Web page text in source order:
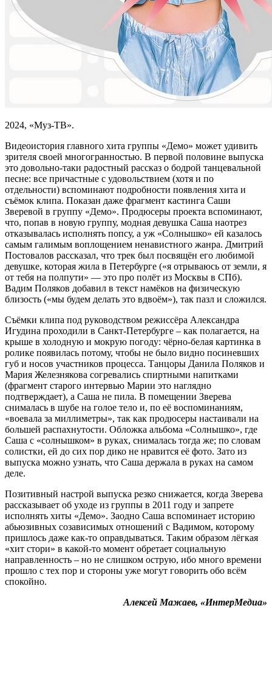
2024, «Муз-ТВ».
Видеоистория главного хита группы «Демо» может удивить
зрителя своей многогранностью. В первой половине выпуска
это довольно-таки радостный рассказ о бодрой танцевальной
песне: все причастные с удовольствием (хотя и по
отдельности) вспоминают подробности появления хита и
съёмок клипа. Показан даже фрагмент кастинга Саши
Зверевой в группу «Демо». Продюсеры проекта вспоминают,
что, попав в новую группу, модная девушка Саша наотрез
отказывалась исполнять попсу, а уж «Солнышко» ей казалось
самым галимым воплощением ненавистного жанра. Дмитрий
Постовалов рассказал, что трек был посвящён его любимой
девушке, которая жила в Петербурге («я отрываюсь от земли, я
от тебя на полпути» — это про полёт из Москвы в СПб).
Вадим Поляков добавил в текст намёков на физическую
близость («мы будем делать это вдвоём»), так пазл и сложился.
Съёмки клипа под руководством режиссёра Александра
Игудина проходили в Санкт-Петербурге – как полагается, на
крыше в холодную и мокрую погоду: чёрно-белая картинка в
ролике появилась потому, чтобы не было видно посиневших
губ и носов участников процесса. Танцоры Данила Поляков и
Мария Железнякова согревались спиртными напитками
(фрагмент старого интервью Марии это наглядно
подтверждает), а Саша не пила. В помещении Зверева
снималась в шубе на голое тело и, по её воспоминаниям,
«воевала за миллиметры», так как продюсеры настаивали на
большей распахнутости. Обложка альбома «Солнышко», где
Саша с «солнышком» в руках, снималась тогда же; по словам
солистки, ей до сих пор дико не нравится её фото. Зато из
выпуска можно узнать, что Саша держала в руках на самом
деле.
Позитивный настрой выпуска резко снижается, когда Зверева
рассказывает об уходе из группы в 2011 году и запрете
исполнять хиты «Демо». Заодно Саша вспоминает историю
абьюзивных созависимых отношений с Вадимом, которому
пришлось даже как-то оправдываться. Таким образом лёгкая
«хит стори» в какой-то момент обретает социальную
направленность – но не слишком острую, ибо много времени
прошло с тех пор и стороны уже могут говорить обо всём
спокойно.
Алексей Мажаев, «ИнтерМедиа»